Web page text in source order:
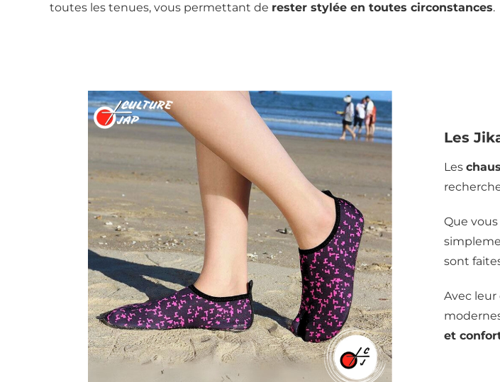
toutes les tenues, vous permettant de rester stylée en toutes circonstances.
Les
Les
Que
sont
Avec
et